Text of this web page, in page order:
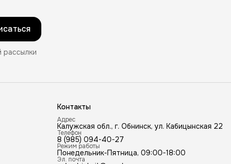
рассылки
Контакты
Адрес
Калужская обл., г. Обнинск, ул. Кабицынская 22
Телефон
8 (985) 094-40-27
Режим работы
Понедельник-Пятница, 09:00-18:00
Эл. почта